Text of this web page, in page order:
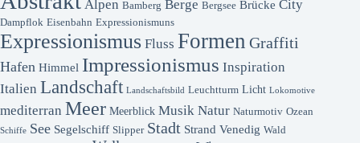
Alpen Bamberg Berge Bergsee Brücke City
Dampflok Eisenbahn Expressionismuns
Expressionismus Fluss Formen Graffiti
Hafen Himmel Impressionismus Inspiration
Italien Landschaft Landschaftsbild Leuchtturm Licht Lokomotive
mediterran Meer Meerblick Musik Natur Naturmotiv Ozean
Schiffe See Segelschiff Slipper Stadt Strand Venedig Wald